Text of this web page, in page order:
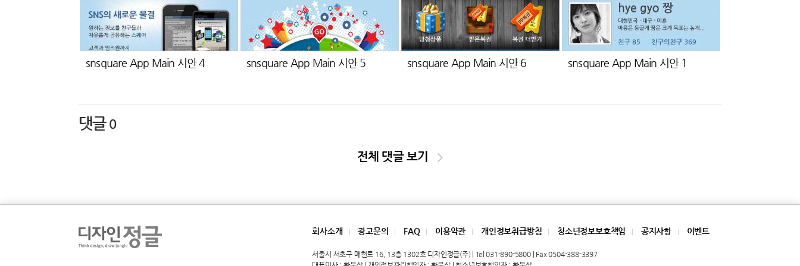
snsquare App Main 시안 4 snsquare App Main 시안 5 snsquare App Main 시안 6 snsquare App Main 시안 1
댓글 0
전체 댓글 보기
회사소개 광고문의 FAQ 이용약관 개인정보취급방침 청소년정보보호책임 공지사항 이벤트
서울시 서초구 매헌로 16, 13층 1302호 디자인정글(주) | Tel 031-890-5800 | Fax 0504-388-3397